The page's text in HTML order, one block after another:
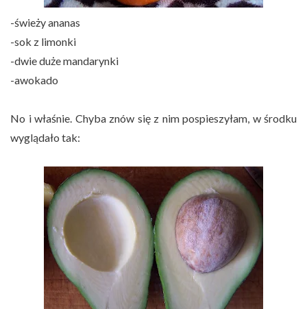
-świeży ananas
-sok z limonki
-dwie duże mandarynki
-awokado
No i właśnie. Chyba znów się z nim pospieszyłam, w środku
wyglądało tak: